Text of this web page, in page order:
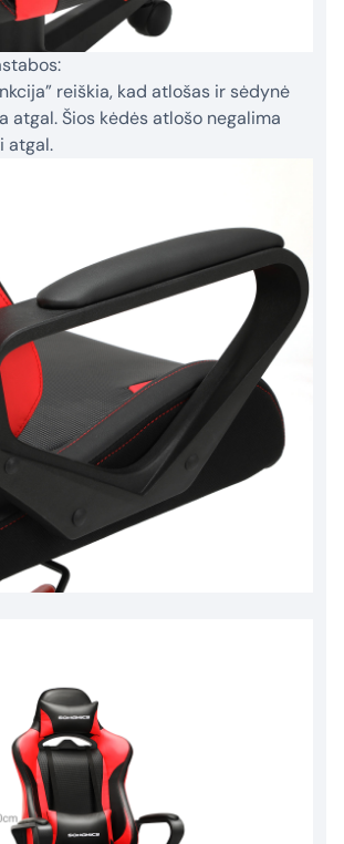
reiškia, kad atlošas ir sėdynė
atgal. Šios kėdės atlošo negalima
atgal.